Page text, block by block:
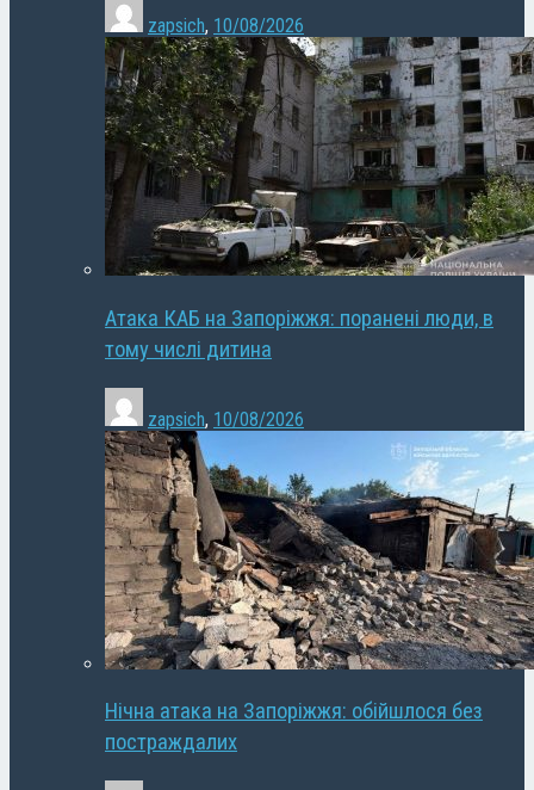
zapsich, 10/08/2026
Атака КАБ на Запоріжжя: поранені люди, в
тому числі дитина
zapsich, 10/08/2026
Нічна атака на Запоріжжя: обійшлося без
постраждалих